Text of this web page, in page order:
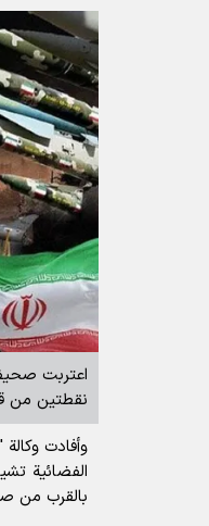
اعتربت
نقطتين من
وأفادتوكالة
بالقرب من